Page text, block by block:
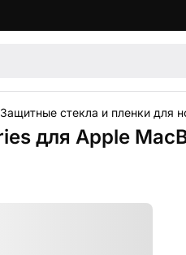
Защитные стекла и пленки для
для Apple